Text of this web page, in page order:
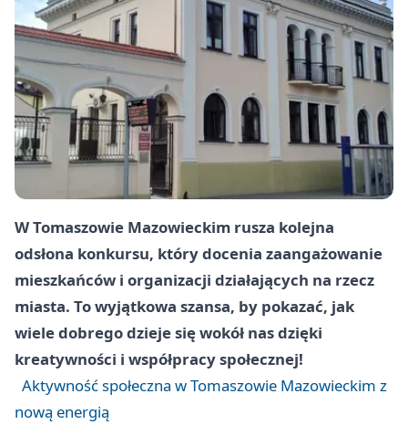
W Tomaszowie Mazowieckim rusza kolejna
odsłona konkursu, który docenia zaangażowanie
mieszkańców i organizacji działających na rzecz
miasta. To wyjątkowa szansa, by pokazać, jak
wiele dobrego dzieje się wokół nas dzięki
kreatywności i współpracy społecznej!
Aktywność społeczna w Tomaszowie Mazowieckim z
nową energią